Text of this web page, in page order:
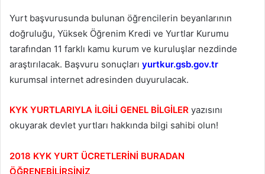
Yurt başvurusunda bulunan öğrencilerin beyanlarının
doğruluğu, Yüksek Öğrenim Kredi ve Yurtlar Kurumu
tarafından 11 farklı kamu kurum ve kuruluşlar nezdinde
araştırılacak. Başvuru sonuçları yurtkur.gsb.gov.tr
kurumsal internet adresinden duyurulacak.
KYK YURTLARIYLA İLGİLİ GENEL BİLGİLER yazısını
okuyarak devlet yurtları hakkında bilgi sahibi olun!
2018 KYK YURT ÜCRETLERİNİ BURADAN
ÖĞRENEBİLİRSİNİZ